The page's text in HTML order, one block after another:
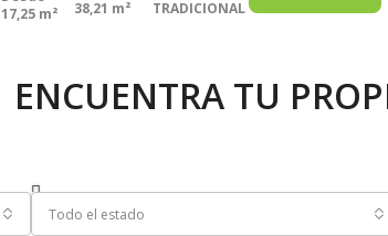
17,25 m²
38,21 m²
TRADICIONAL
ENCUENTRA TU
Todo el estado